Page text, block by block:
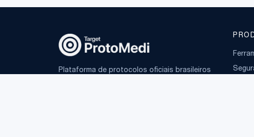
Plataforma de protocolos oficiais brasileiros